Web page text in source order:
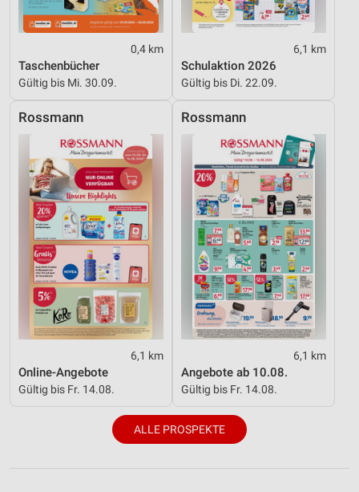
0,4 km
Taschenbücher
Gültig bis Mi. 30.09.
6,1 km
Schulaktion 2026
Gültig bis Di. 22.09.
Rossmann
6,1 km
Online-Angebote
Gültig bis Fr. 14.08.
Rossmann
6,1 km
Angebote ab 10.08.
Gültig bis Fr. 14.08.
ALLE PROSPEKTE